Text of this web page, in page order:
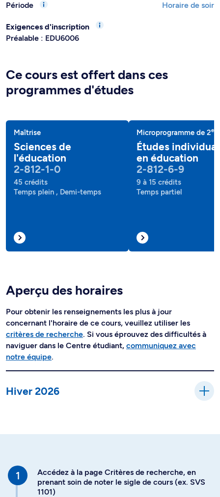
Période
Horaire de soir
Exigences d'inscription
Préalable : EDU6006
Ce cours est offert dans ces
programmes d'études
Maîtrise
Sciences de
l'éducation
2-812-1-0
45 crédits
Temps plein , Demi-temps
Microprogramme de 2e
Études
en éducation
2-812-6-9
9 à 15 crédits
Temps partiel
Aperçu des horaires
Pour obtenir les renseignements les plus à jour
concernant l'horaire de ce cours, veuillez utiliser les
critères de recherche. Si vous éprouvez des difficultés à
naviguer dans le Centre étudiant, communiquez avec
notre équipe.
Hiver 2026
Accédez à la page Critères de recherche, en
prenant soin de noter le sigle de cours (ex. SVS
1101)